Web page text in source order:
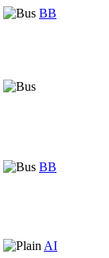
BB
ВВ
AI